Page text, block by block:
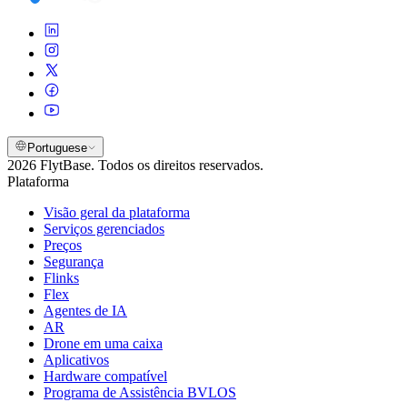
Portuguese
2026 FlytBase. Todos os direitos reservados.
Plataforma
Visão geral da plataforma
Serviços gerenciados
Preços
Segurança
Flinks
Flex
Agentes de IA
AR
Drone em uma caixa
Aplicativos
Hardware compatível
Programa de Assistência BVLOS